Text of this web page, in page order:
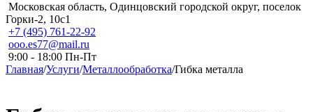
Московская область, Одинцовский городской округ, поселок
Горки-2, 10с1
+7 (495) 761-22-92
ooo.es77@mail.ru
9:00 - 18:00 Пн-Пт
Главная/Услуги/Металлообработка/Гибка металла